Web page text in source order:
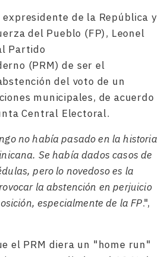
expresidente de la República y
del Pueblo (FP), Leonel
Partido
(PRM) de ser el
del voto de un
municipales, de acuerdo
Central Electoral.
no había pasado en la historia
Se había dados casos de
pero lo novedoso es la
la abstención en perjuicio
especialmente de la FP.",
el PRM diera un "home run"